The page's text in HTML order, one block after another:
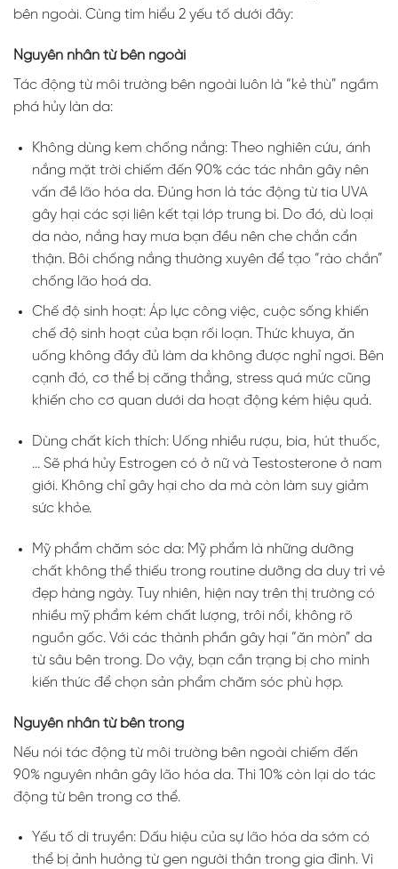
bên ngoài. Cùng tìm hiểu 2 yếu tố dưới đây:
Nguyên nhân từ bên ngoài
Tác động từ môi trường bên ngoài luôn là “kẻ thù” ngầm
phá hủy làn da:
Không dùng kem chống nắng: Theo nghiên cứu, ánh
nắng mặt trời chiếm đến 90% các tác nhân gây nên
vấn đề lão hóa da. Đúng hơn là tác động từ tia UVA
gây hại các sợi liên kết tại lớp trung bì. Do đó, dù loại
da nào, nắng hay mưa bạn đều nên che chắn cẩn
thận. Bôi chống nắng thường xuyên để tạo “rào chắn”
chống lão hoá da.
Chế độ sinh hoạt: Áp lực công việc, cuộc sống khiến
chế độ sinh hoạt của bạn rối loạn. Thức khuya, ăn
uống không đầy đủ làm da không được nghỉ ngơi. Bên
cạnh đó, cơ thể bị căng thẳng, stress quá mức cũng
khiến cho cơ quan dưới da hoạt động kém hiệu quả.
Dùng chất kích thích: Uống nhiều rượu, bia, hút thuốc,
… Sẽ phá hủy Estrogen có ở nữ và Testosterone ở nam
giới. Không chỉ gây hại cho da mà còn làm suy giảm
sức khỏe.
Mỹ phẩm chăm sóc da: Mỹ phẩm là những dưỡng
chất không thể thiếu trong routine dưỡng da duy trì vẻ
đẹp hàng ngày. Tuy nhiên, hiện nay trên thị trường có
nhiều mỹ phẩm kém chất lượng, trôi nổi, không rõ
nguồn gốc. Với các thành phần gây hại “ăn mòn” da
từ sâu bên trong. Do vậy, bạn cần trạng bị cho mình
kiến thức để chọn sản phẩm chăm sóc phù hợp.
Nguyên nhân từ bên trong
Nếu nói tác động từ môi trường bên ngoài chiếm đến
90% nguyên nhân gây lão hóa da. Thì 10% còn lại do tác
động từ bên trong cơ thể.
Yếu tố di truyền: Dấu hiệu của sự lão hóa da sớm có
thể bị ảnh hưởng từ gen người thân trong gia đình. Vì